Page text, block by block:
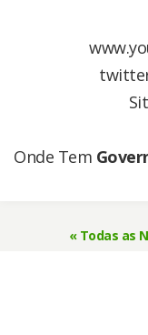
Onde Tem
« Todas as